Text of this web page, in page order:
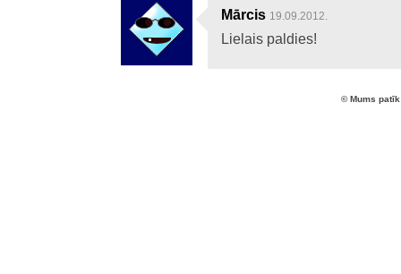
Mārcis 19.09.2012.
Lielais paldies!
© Mums